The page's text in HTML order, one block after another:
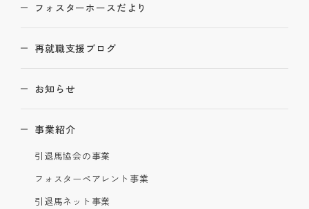
フォスターホースだより
再就職支援ブログ
お知らせ
事業紹介
引退馬協会の事業
フォスターペアレント事業
引退馬ネット事業